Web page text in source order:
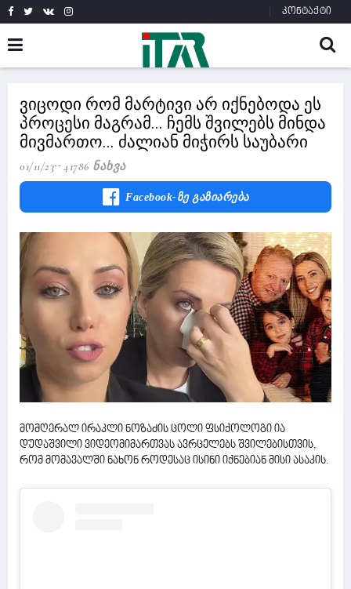
კონტაქტი
ვიცოდი რომ მარტივი არ იქნებოდა ეს
პროცესი მაგრამ... ჩემს შვილებს მინდა
მივმართო... ძალიან მიჭირს საუბარი
01/11/23 41786 Ნახვა
Facebook-Ზე Გაზიარება
მომღერალ ირაკლი ნოზაძის ცოლი ფსიქოლოგი ია
დუდაშვილი ვიდეომიმართვას ავრცელებს შვილებისთვის,
რომ მომავალში ნახონ როდესაც ისინი იქნებიან მისი ასაკის.